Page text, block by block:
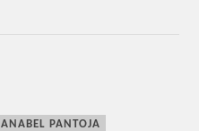
ANABEL PANTOJA